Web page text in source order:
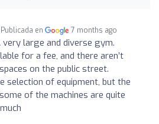
Publicada en 7 months ago
very large and diverse gym.
for a fee, and there aren’t
on the public street.
selection of equipment, but the
of the machines are quite